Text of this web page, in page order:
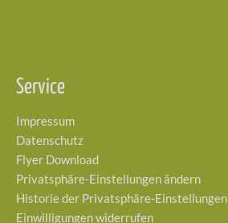
Service
Impressum
Datenschutz
Flyer Download
Privatsphäre-Einstellungen ändern
Historie der Privatsphäre-Einstellungen
Einwilligungen widerrufen